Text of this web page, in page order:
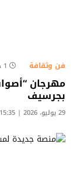
فن وثقافة 1 دقائق
مهرجان
بجرسيف
29 يوليو، 2026 | 15:35